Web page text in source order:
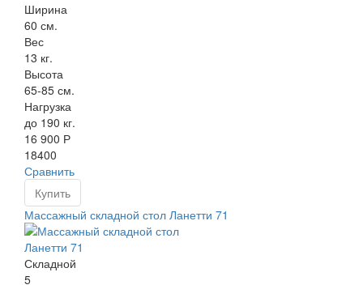
Ширина
60 см.
Вес
13 кг.
Высота
65-85 см.
Нагрузка
до 190 кг.
16 900 Р
18400
Сравнить
Купить
Массажный складной стол Ланетти 71
Складной
5